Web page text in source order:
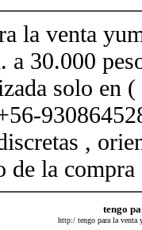
la venta
a 30.000
solo en
,
de la compra
tengo
http:/ tengo para la venta